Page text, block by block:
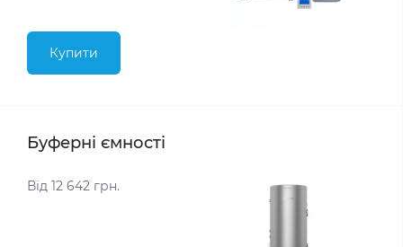
Купити
Буферні ємності
Від 12 642 грн.